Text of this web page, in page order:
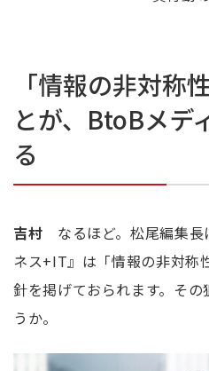
「情報の非対称
とが、BtoBメデ
る
吉村 なるほど。松尾編集
ネス+IT』は「情報の非対称
針を掲げておられます。そ
うか。